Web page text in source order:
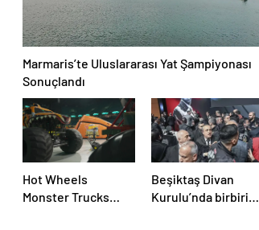
Marmaris’te Uluslararası Yat Şampiyonası
Sonuçlandı
Hot Wheels
Monster Trucks
Beşiktaş Divan
Kurulu’nda birbirine